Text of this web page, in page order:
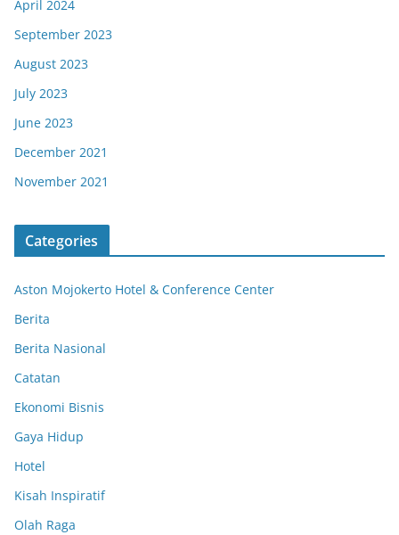
April 2024
September 2023
August 2023
July 2023
June 2023
December 2021
November 2021
Categories
Aston Mojokerto Hotel & Conference Center
Berita
Berita Nasional
Catatan
Ekonomi Bisnis
Gaya Hidup
Hotel
Kisah Inspiratif
Olah Raga